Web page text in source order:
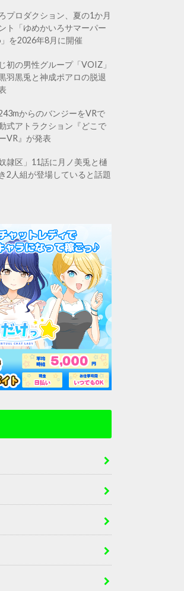
プロダクション、夏の1か月
ト「ゆめかいろサマーパー
を2026年8月に開催
初の男性グループ「VOIZ」
羽黒兎と神成ポアロの脱退
からのバンジーをVRで
アトラクション『どこで
VR』が発表
隷区」11話に月ノ美兎と樋
2人組が登場していると話題